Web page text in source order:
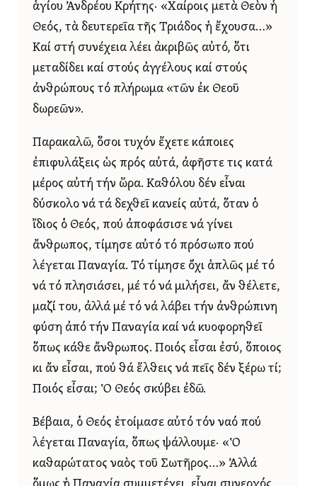
ἁγίου Ἀνδρέου Κρήτης· «Χαίροις μετὰ Θεὸν ἡ
Θεός, τὰ δευτερεῖα τῆς Τριάδος ἡ ἔχουσα…»
Καί στή συνέχεια λέει ἀκριβῶς αὐτό, ὅτι
μεταδίδει καί στούς ἀγγέλους καί στούς
ἀνθρώπους τό πλήρωμα «τῶν ἐκ Θεοῦ
δωρεῶν».
Παρακαλῶ, ὅσοι τυχόν ἔχετε κάποιες
ἐπιφυλάξεις ὡς πρός αὐτά, ἀφῆστε τις κατά
μέρος αὐτή τήν ὥρα. Καθόλου δέν εἶναι
δύσκολο νά τά δεχθεῖ κανείς αὐτά, ὅταν ὁ
ἴδιος ὁ Θεός, πού ἀποφάσισε νά γίνει
ἄνθρωπος, τίμησε αὐτό τό πρόσωπο πού
λέγεται Παναγία. Τό τίμησε ὄχι ἁπλῶς μέ τό
νά τό πλησιάσει, μέ τό νά μιλήσει, ἄν θέλετε,
μαζί του, ἀλλά μέ τό νά λάβει τήν ἀνθρώπινη
φύση ἀπό τήν Παναγία καί νά κυοφορηθεῖ
ὅπως κάθε ἄνθρωπος. Ποιός εἶσαι ἐσύ, ὅποιος
κι ἄν εἶσαι, πού θά ἔλθεις νά πεῖς δέν ξέρω τί;
Ποιός εἶσαι; Ὁ Θεός σκύβει ἐδῶ.
Βέβαια, ὁ Θεός ἑτοίμασε αὐτό τόν ναό πού
λέγεται Παναγία, ὅπως ψάλλουμε· «Ὁ
καθαρώτατος ναὸς τοῦ Σωτῆρος…» Ἀλλά